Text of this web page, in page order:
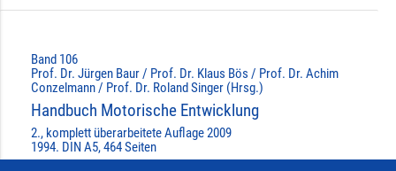
Band 106
Prof. Dr. Jürgen Baur / Prof. Dr. Klaus Bös / Prof. Dr. Achim
Conzelmann / Prof. Dr. Roland Singer (Hrsg.)
Handbuch Motorische Entwicklung
2., komplett überarbeitete Auflage 2009
1994. DIN A5, 464 Seiten